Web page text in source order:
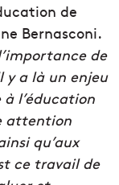
de
Bernasconi.
de
y a là un enjeu
l’éducation
attention
qu’aux
ce travail de